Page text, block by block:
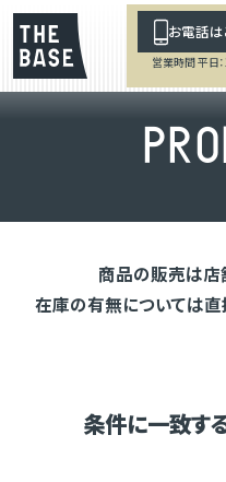
お電話は
営業時間 平日
PRO
商品の販売は店
在庫の有無については
条件に一致す